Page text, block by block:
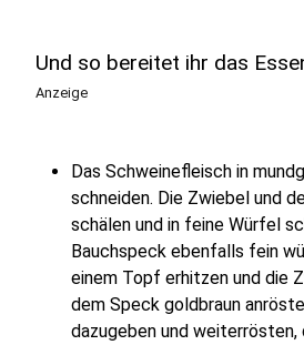
Und so bereitet ihr das
Anzeige
Das Schweinefleisch in
schneiden. Die Zwiebel und
schälen und in feine Würfel
Bauchspeck ebenfalls fein
einem Topf erhitzen und die
dem Speck goldbraun
dazugeben und weiterrösten,